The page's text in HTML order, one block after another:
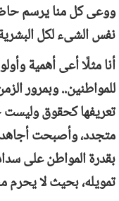
ووعى كل منا يرسم
نفس الشىء لكل
أنا مثلًا أعى أهمية
للمواطنين.. وبمرور
تعريفها كحقوق
متجدد، وأصبحت
بقدرة المواطن على
تمويله، بحيث لا